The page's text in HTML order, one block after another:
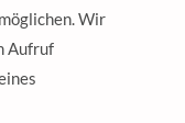
Wir
Aufruf